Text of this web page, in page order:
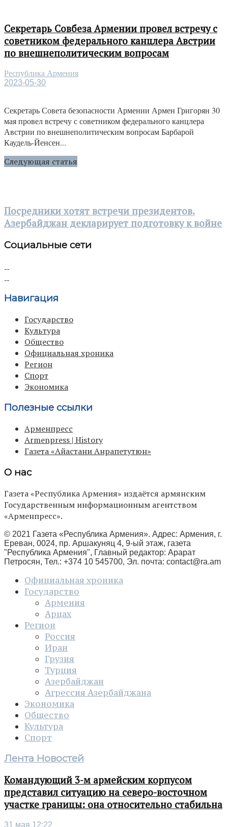
Секретарь Совбеза Армении провел встречу с
советником федерального канцлера Австрии
по внешнеполитическим вопросам
Республика Армения
2023-05-30
Секретарь Совета безопасности Армении Армен Григорян 30
мая провел встречу с советником федерального канцлера
Австрии по внешнеполитическим вопросам Барбарой
Каудель-Йенсен...
Следующая статья
Посредники хотят встречи президентов.
Азербайджан декларирует подготовку к войне
Социальные сети
Навигация
Государство
Культура
Общество
Официальная хроника
Регион
Спорт
Экономика
Полезные ссылки
Арменпресс
Armenpress | History
Газета «Айастани Анрапетутюн»
О нас
Газета «Республика Армения» издаётся армянским
Государственным информационным агентством
«Арменпресс».
© 2021 Газета «Республика Армения». Адрес: Армения, г.
Ереван, 0024, пр. Аршакуняц 4, 9-ый этаж, газета
"Республика Армения", Главный редактор: Арарат
Петросян, Тел.: +374 10 545700, Эл. почта: contact@ra.am
Официальная хроника
Государство
Армения
Арцах
Регион
Россия
Иран
Грузия
Турция
Азербайджан
Агрессия Азербайджана
Экономика
Общество
Культура
Спорт
Лента Новостей
Командующий 3-м армейским корпусом
представил ситуацию на северо-восточном
участке границы: она относительно стабильна
31 мая 12:22